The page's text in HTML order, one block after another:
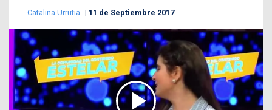
Catalina Urrutia 11 de Septiembre 2017